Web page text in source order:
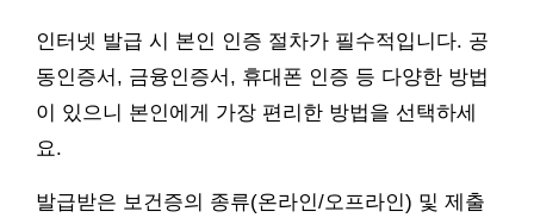
인터넷 발급 시 본인 인증 절차가 필수적입니다. 공
동인증서, 금융인증서, 휴대폰 인증 등 다양한 방법
이 있으니 본인에게 가장 편리한 방법을 선택하세
요.
발급받은 보건증의 종류(온라인/오프라인) 및 제출